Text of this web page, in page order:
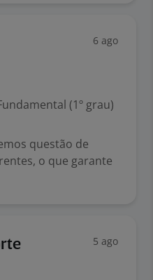
6 ago
(1º grau)
questão de
o que garante
5 ago